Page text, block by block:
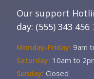
Our support
day: (555) 343 456
Monday-Friday: 9am
Saturday: 10am to
Sunday: Closed